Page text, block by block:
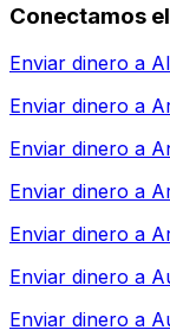
Conectamos
Enviar dinero a
Enviar dinero a
Enviar dinero a
Enviar dinero a
Enviar dinero a
Enviar dinero a
Enviar dinero a